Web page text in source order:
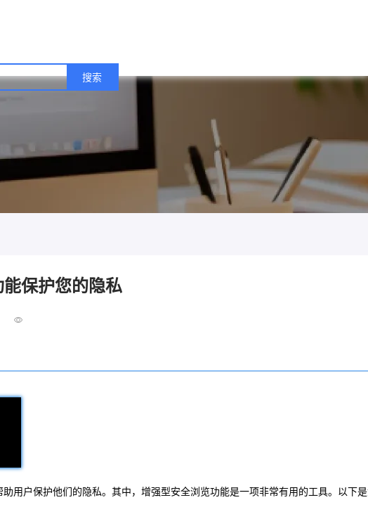
保护您的隐私
用户保护他们的隐私。其中，增强型安全浏览功能是一项非常有用的工具。以下